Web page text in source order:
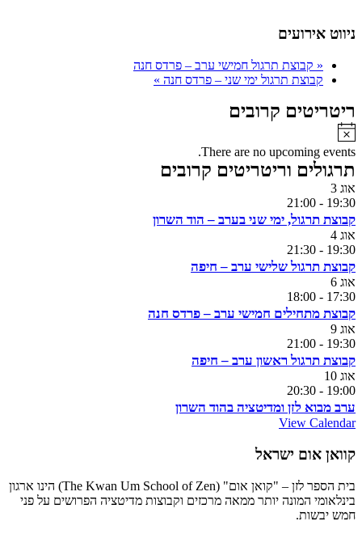
ניווט אירועים
« קבוצת תרגול חמישי ערב – פרדס חנה
קבוצת תרגול ימי שני – פרדס חנה »
ריטריטים קרובים
Notice
There are no upcoming events.
תרגולים וריטריטים קרובים
אוג 3
19:30
-
21:00
קבוצת תרגול, ימי שני בערב – הוד השרון
אוג 4
19:30
-
21:30
קבוצת תרגול שלישי ערב – חיפה
אוג 6
17:30
-
18:00
קבוצת מתחילים חמישי ערב – פרדס חנה
אוג 9
19:30
-
21:00
קבוצת תרגול ראשון ערב – חיפה
אוג 10
19:00
-
20:30
ערב מבוא לזן ומדיטציה בהוד השרון
View Calendar
קוואן אום ישראל
בית הספר לזן – "קואן אום" (The Kwan Um School of Zen) הינו ארגון
בינלאומי המונה יותר ממאה מרכזים וקבוצות מדיטציה הפרושים על פני
חמש יבשות.